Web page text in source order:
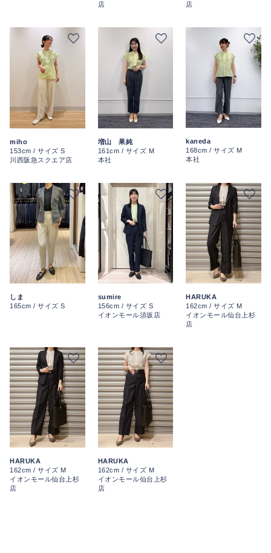
店
店
miho
153cm / サイズ S
川西阪急スクエア店
増山 果純
161cm / サイズ M
本社
kaneda
168cm / サイズ M
本社
しま
165cm / サイズ S
sumire
156cm / サイズ S
イオンモール須坂店
HARUKA
162cm / サイズ M
イオンモール仙台上杉
店
HARUKA
162cm / サイズ M
イオンモール仙台上杉
店
HARUKA
162cm / サイズ M
イオンモール仙台上杉
店